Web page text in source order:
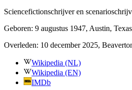
Sciencefictionschrijver en
Geboren: 9 augustus 1947, Austin, Texas
Overleden: 10 december 2025,
Wikipedia (NL)
Wikipedia (EN)
IMDb